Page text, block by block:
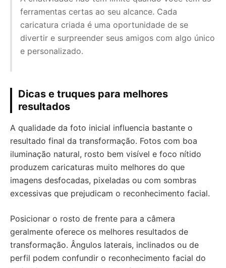
ferramentas certas ao seu alcance. Cada
caricatura criada é uma oportunidade de se
divertir e surpreender seus amigos com algo único
e personalizado.
Dicas e truques para melhores
resultados
A qualidade da foto inicial influencia bastante o
resultado final da transformação. Fotos com boa
iluminação natural, rosto bem visível e foco nítido
produzem caricaturas muito melhores do que
imagens desfocadas, pixeladas ou com sombras
excessivas que prejudicam o reconhecimento facial.
Posicionar o rosto de frente para a câmera
geralmente oferece os melhores resultados de
transformação. Ângulos laterais, inclinados ou de
perfil podem confundir o reconhecimento facial do